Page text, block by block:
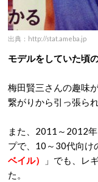
出典：http://stat.ameba.jp
モデルをしていた頃
梅田賢三さんの趣味
繋がりから引っ張ら
また、2011～2012
プで、10～30代向け
ベイル）
」でも、レ
た。